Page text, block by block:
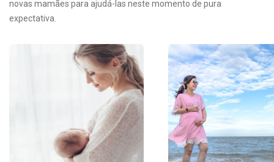
novas mamães para ajudá-las neste momento de pura
expectativa.